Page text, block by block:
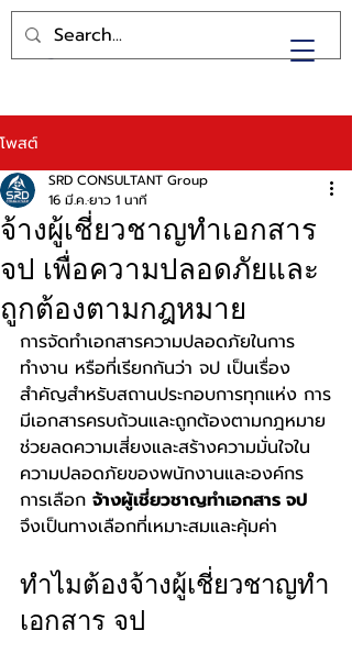
SRD
โพสต์
จ้างผู้เชี่ยวชาญทำเอกสาร
จป เพื่อความปลอดภัยและ
ถูกต้องตามกฎหมาย
SRD CONSULTANT Group
16 มี.ค.ยาว 1 นาที
การจัดทำเอกสารความปลอดภัยในการ
ทำงาน หรือที่เรียกกันว่า จป เป็นเรื่อง
สำคัญสำหรับสถานประกอบการทุกแห่ง การ
มีเอกสารครบถ้วนและถูกต้องตามกฎหมาย
ช่วยลดความเสี่ยงและสร้างความมั่นใจใน
ความปลอดภัยของพนักงานและองค์กร
การเลือก จ้างผู้เชี่ยวชาญทำเอกสาร จป
จึงเป็นทางเลือกที่เหมาะสมและคุ้มค่า
ทำไมต้องจ้างผู้เชี่ยวชาญทำ
เอกสาร จป